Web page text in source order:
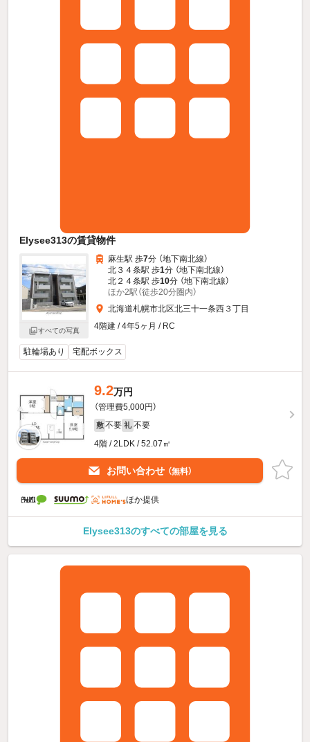
Elysee313の賃貸物件
すべての写真
麻生駅 歩7分 （地下南北線）
北３４条駅 歩1分 （地下南北線）
北２４条駅 歩10分 （地下南北線）
ほか2駅（徒歩20分圏内）
北海道札幌市北区北三十一条西３丁目
4階建 / 4年5ヶ月 / RC
駐輪場あり 宅配ボックス
9.2万円
（管理費5,000円）
敷 不要 礼 不要
4階 / 2LDK / 52.07㎡
お問い合わせ （無料）
ほか提供
Elysee313のすべての部屋を見る